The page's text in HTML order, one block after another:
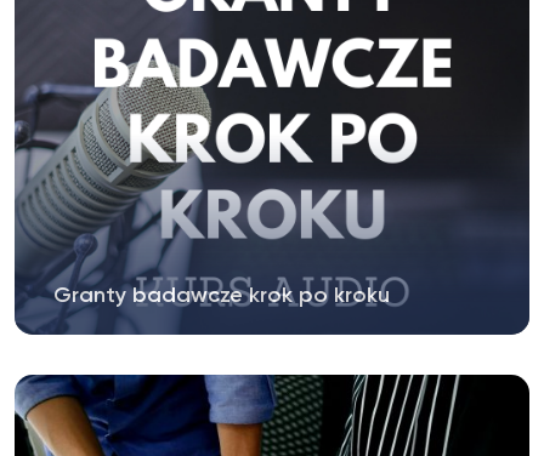
Granty badawcze krok po kroku